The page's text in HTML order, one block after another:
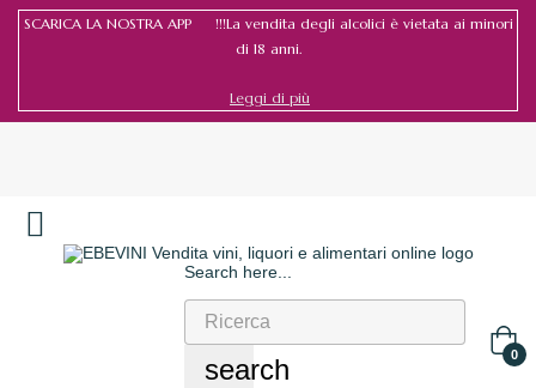
SCARICA LA NOSTRA APP !!!La vendita degli alcolici è vietata ai minori
di 18 anni.
Leggi di più
Search here...
search 0